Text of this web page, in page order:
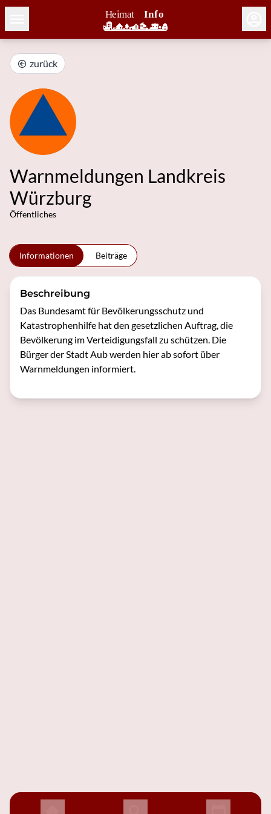
zurück
Warnmeldungen Landkreis
Würzburg
Öffentliches
Informationen Beiträge
Beschreibung
Das Bundesamt für Bevölkerungsschutz und
Katastrophenhilfe hat den gesetzlichen Auftrag, die
Bevölkerung im Verteidigungsfall zu schützen. Die
Bürger der Stadt Aub werden hier ab sofort über
Warnmeldungen informiert.